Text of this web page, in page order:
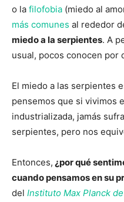
o la filofobia (miedo al
más comunes al rededor
miedo a la serpientes. A
usual, pocos conocen por
El miedo a las serpientes
pensemos que si vivimos
industrializada, jamás
serpientes, pero nos
Entonces, ¿por qué
cuando pensamos en su
del Instituto Max Planck